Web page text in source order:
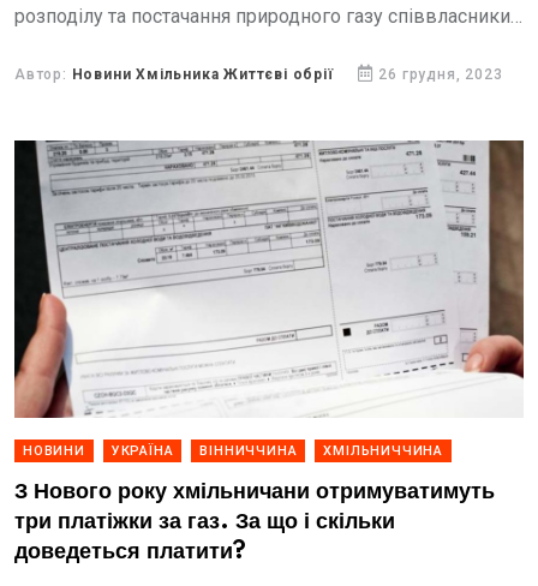
розподілу та постачання природного газу співвласники
договір на технічне обслуговування...
Автор: Новини Хмільника Життєві обрії 26 грудня, 2023
НОВИНИ УКРАЇНА ВІННИЧЧИНА ХМІЛЬНИЧЧИНА
З Нового року хмільничани отримуватимуть
три платіжки за газ. За що і скільки
доведеться платити?